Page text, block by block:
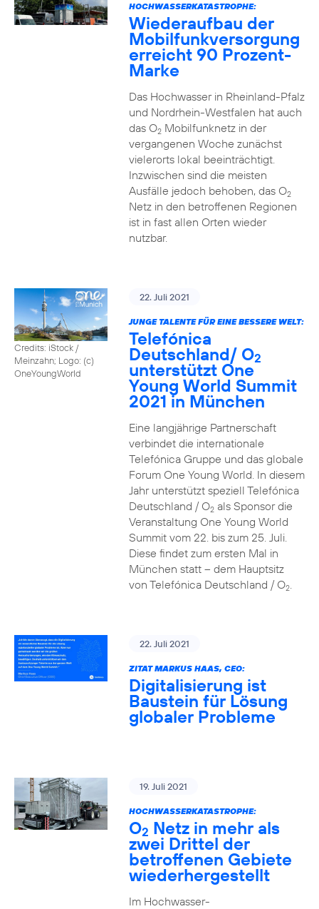
HOCHWASSERKATASTROPHE:
Wiederaufbau der
Mobilfunkversorgung
erreicht 90 Prozent-
Marke
Das Hochwasser in Rheinland-Pfalz
und Nordrhein-Westfalen hat auch
das O2Mobilfunknetz in der
vergangenen Woche zunächst
vielerorts lokal beeinträchtigt.
Inzwischen sind die meisten
Ausfälle jedoch behoben, das O2
Netz in den betroffenen Regionen
ist in fast allen Orten wieder
nutzbar.
Credits: iStock /
Meinzahn; Logo: (c)
OneYoungWorld
22. Juli 2021
JUNGE TALENTE FÜR EINE BESSERE WELT:
Telefónica
Deutschland/ O2
unterstützt One
Young World Summit
2021 in München
Eine langjährige Partnerschaft
verbindet die internationale
Telefónica Gruppe und das globale
Forum One Young World. In diesem
Jahr unterstützt speziell Telefónica
Deutschland / O2als Sponsor die
Veranstaltung One Young World
Summit vom 22. bis zum 25. Juli.
Diese findet zum ersten Mal in
München statt – dem Hauptsitz
von Telefónica Deutschland / O2.
22. Juli 2021
ZITAT MARKUS HAAS, CEO:
Digitalisierung ist
Baustein für Lösung
globaler Probleme
19. Juli 2021
HOCHWASSERKATASTROPHE:
O2 Netz in mehr als
zwei Drittel der
betroffenen Gebiete
wiederhergestellt
Im Hochwasser-